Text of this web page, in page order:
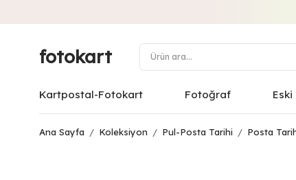
fotokart
Kartpostal-Fotokart Fotoğraf
Ana Sayfa / Koleksiyon / Pul-Posta Tarihi / Posta